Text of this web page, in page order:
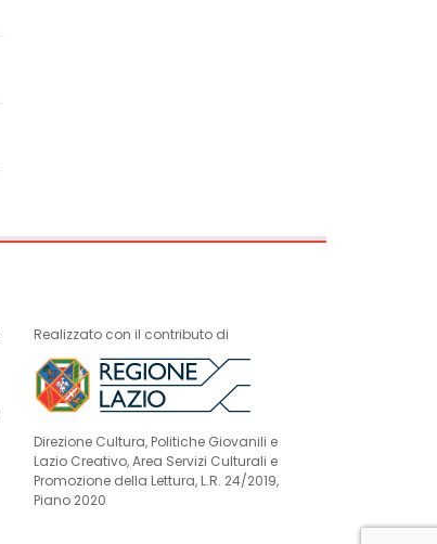
Realizzato con il contributo di
Direzione Cultura, Politiche Giovanili e
Lazio Creativo, Area Servizi Culturali e
Promozione della Lettura, L.R. 24/2019,
Piano 2020